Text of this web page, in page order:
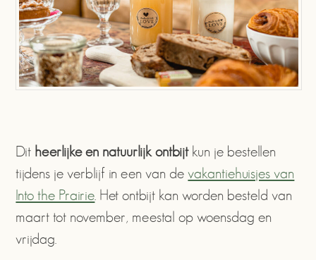
Dit heerlijke en natuurlijk ontbijtkun je bestellen
tijdens je verblijf in een van devakantiehuisjes van
Into the Prairie. Het ontbijt kan worden besteld van
maart tot november, meestal op woensdag en
vrijdag.